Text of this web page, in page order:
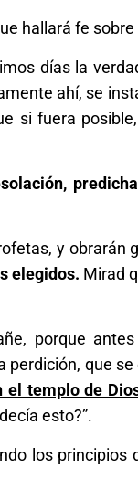
hallará fe sobre
días la
ahí, se
si fuera
y obrarán
elegidos. Mirad
porque
que se
el templo de
esto?”.
los principios